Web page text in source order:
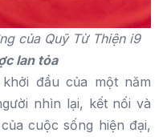
của Quỹ Từ Thiện i9
lan tỏa
đầu của một năm
nhìn lại, kết nối và
cuộc sống hiện đại,